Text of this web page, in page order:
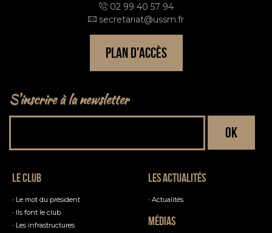
02 99 40 57 94
secretariat@ussm.fr
PLAN D'ACCÈS
S'inscrire à la newsletter
Le club
Le mot du président
Ils font le club
Les infrastructures
Les actualités
Actualités
Médias